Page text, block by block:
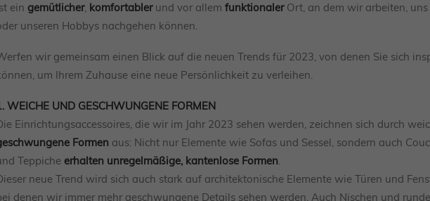
ein gemütlicher, komfortabler und vor allem funktionalerOrt, an dem wir arbeiten,
unseren Hobbys nachgehen können.
wir gemeinsam einen Blick auf die neuen Trends für 2023, von denen Sie sich
um Ihrem Zuhause eine neue Persönlichkeit zu verleihen.
WEICHE UND GESCHWUNGENE FORMEN
Einrichtungsaccessoires, die wir im Jahr 2023 sehen werden, zeichnen sich durch
Formen aus: Nicht nur Elemente wie Sofas und Sessel, sondern auch
Teppiche erhalten unregelmäßige, kantenlose Formen.
neue Trend wird sich auch stark auf architektonische Elemente wie Türen und
denen wir immer mehr geschwungene Details sehen werden. Auch Nischen und